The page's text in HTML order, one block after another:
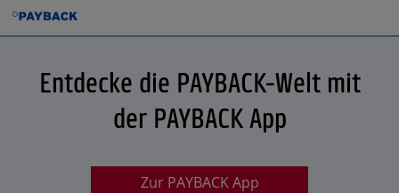
Entdecke die PAYBACK-Welt mit
der PAYBACK App
Zur PAYBACK App